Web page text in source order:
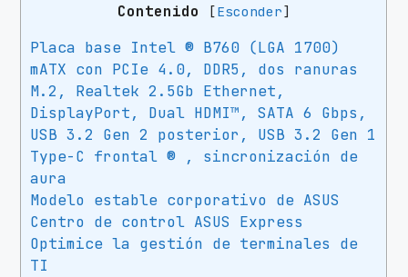
Contenido [Esconder]
Placa base Intel ® B760 (LGA 1700)
mATX con PCIe 4.0, DDR5, dos ranuras
M.2, Realtek 2.5Gb Ethernet,
DisplayPort, Dual HDMI™, SATA 6 Gbps,
USB 3.2 Gen 2 posterior, USB 3.2 Gen 1
Type-C frontal ® , sincronización de
aura
Modelo estable corporativo de ASUS
Centro de control ASUS Express
Optimice la gestión de terminales de
TI